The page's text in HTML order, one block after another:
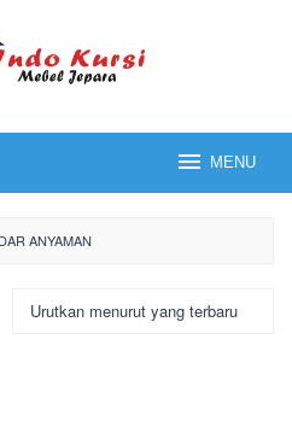
MENU
ANYAMAN